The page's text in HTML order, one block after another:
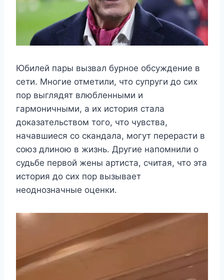
Юбилей пары вызвал бурное обсуждение в
сети. Многие отметили, что супруги до сих
пор выглядят влюбленными и
гармоничными, а их история стала
доказательством того, что чувства,
начавшиеся со скандала, могут перерасти в
союз длиною в жизнь. Другие напомнили о
судьбе первой жены артиста, считая, что эта
история до сих пор вызывает
неоднозначные оценки.